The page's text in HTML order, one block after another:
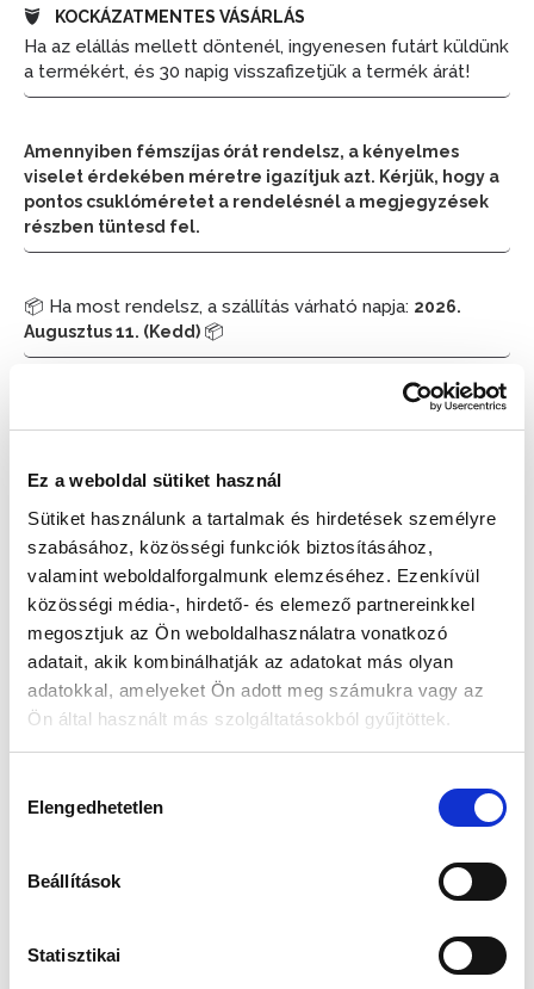
Ez a weboldal sütiket használ
Sütiket használunk a tartalmak és hirdetések személyre
szabásához, közösségi funkciók biztosításához,
valamint weboldalforgalmunk elemzéséhez. Ezenkívül
közösségi média-, hirdető- és elemező partnereinkkel
megosztjuk az Ön weboldalhasználatra vonatkozó
adatait, akik kombinálhatják az adatokat más olyan
adatokkal, amelyeket Ön adott meg számukra vagy az
Ön által használt más szolgáltatásokból gyűjtöttek.
kiválasztása
Elengedhetetlen
Beállítások
Statisztikai
KOCKÁZATMENTES VÁSÁRLÁS
Ha az elállás mellett döntenél, ingyenesen futárt küldünk
a termékért, és 30 napig visszafizetjük a termék árát!
Amennyiben fémszíjas órát rendelsz, a kényelmes
viselet érdekében méretre igazítjuk azt. Kérjük, hogy a
pontos csuklóméretet a rendelésnél a megjegyzések
részben tüntesd fel.
📦 Ha most rendelsz, a szállítás várható napja: 2026.
Augusztus 11. (Kedd) 📦
259 000 Ft
Az elmúlt 30 nap legjobb ára: 259 000 Ft
MIKOR LESZ KÉSZLETEN?
Guess JUBE02244JWRHT